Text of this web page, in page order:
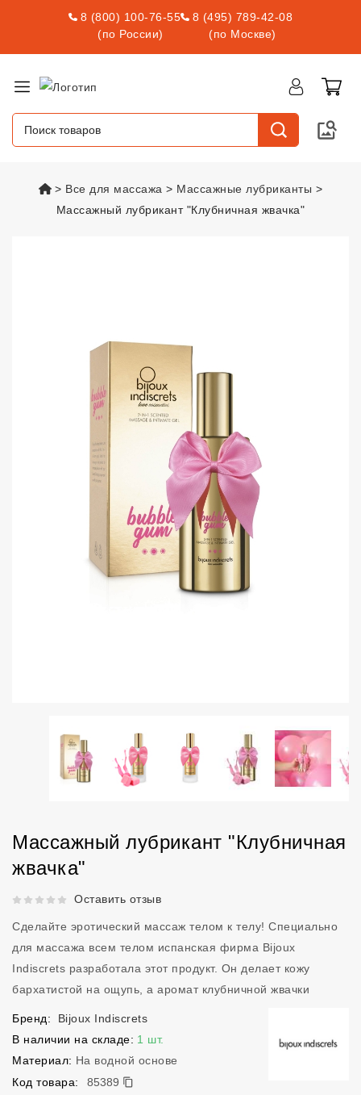
8 (800) 100-76-55
(по России)
8 (495) 789-42-08
(по Москве)
vsexshop.ru
Все для массажа
Массажные лубриканты
Массажный лубрикант "Клубничная жвачка"
Массажный лубрикант "Клубничная
жвачка"
Рейтинг 5 из 5.Оставить отзыв
Сделайте эротический массаж телом к телу! Специально
для массажа всем телом испанская фирма Bijoux
Indiscrets разработала этот продукт. Он делает кожу
бархатистой на ощупь, а аромат клубничной жвачки
Бренд:
Bijoux Indiscrets
В наличии на складе: 1 шт.
Материал: На водной основе
Код товара:
85389
85389